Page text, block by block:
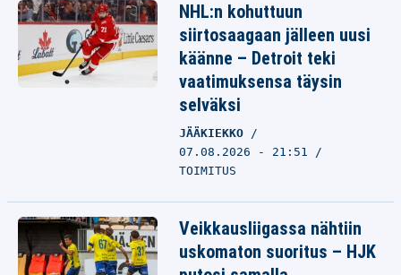
NHL:n kohuttuun
siirtosaagaan jälleen uusi
käänne – Detroit teki
vaatimuksensa täysin
selväksi
JÄÄKIEKKO
07.08.2026 - 21:51
TOIMITUS
Veikkausliigassa nähtiin
uskomaton suoritus – HJK